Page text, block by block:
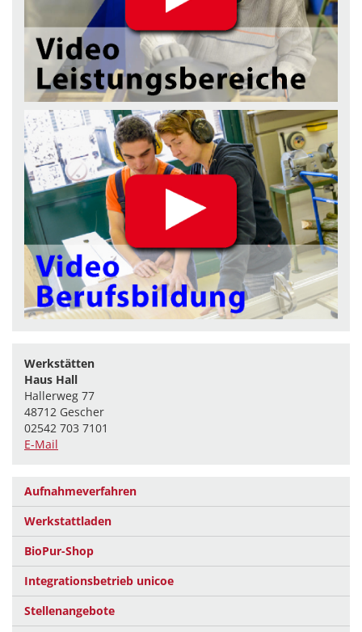
Werkstätten
Haus Hall
Hallerweg 77
48712 Gescher
02542 703 7101
E-Mail
Aufnahmeverfahren
Werkstattladen
BioPur-Shop
Integrationsbetrieb unicoe
Stellenangebote